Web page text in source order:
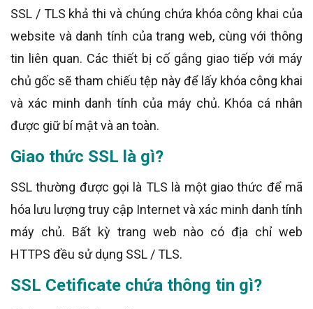
SSL / TLS khả thi và chúng chứa khóa công khai của
website và danh tính của trang web, cùng với thông
tin liên quan. Các thiết bị cố gắng giao tiếp với máy
chủ gốc sẽ tham chiếu tệp này để lấy khóa công khai
và xác minh danh tính của máy chủ. Khóa cá nhân
được giữ bí mật và an toàn.
Giao thức SSL là gì?
SSL thường được gọi là TLS là một giao thức để mã
hóa lưu lượng truy cập Internet và xác minh danh tính
máy chủ. Bất kỳ trang web nào có địa chỉ web
HTTPS đều sử dụng SSL / TLS.
SSL Cetificate chứa thông tin gì?